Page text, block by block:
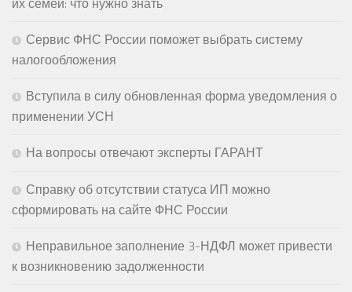
Сервис ФНС России поможет выбрать систему
налогообложения
Вступила в силу обновленная форма уведомления о
применении УСН
На вопросы отвечают эксперты ГАРАНТ
Справку об отсутствии статуса ИП можно
сформировать на сайте ФНС России
Неправильное заполнение 3-НДФЛ может привести
к возникновению задолженности